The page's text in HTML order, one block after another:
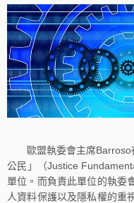
歐盟執委會主席Barroso
公民」（Justice
單位。而負責此單位的執委
人資料保護以及隱私權的重